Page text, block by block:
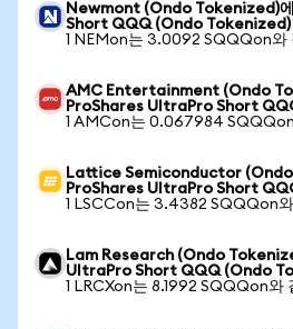
Newmont (Ondo Tokenized)
Short QQQ (Ondo Tokenized)
1 NEMon는 3.0092 SQQQon와
AMC Entertainment (Ondo
ProShares UltraPro Short
1 AMCon는 0.067984
Lattice Semiconductor (Ondo
ProShares UltraPro Short
1 LSCCon는 3.4382 SQQQon
Lam Research (Ondo
UltraPro Short QQQ (Ondo
1 LRCXon는 8.1992 SQQQon와